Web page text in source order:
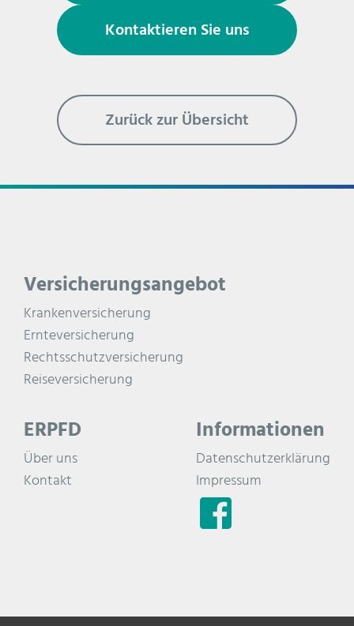
Kontaktieren Sie uns
Zurück zur Übersicht
Versicherungsangebot
Krankenversicherung
Ernteversicherung
Rechtsschutzversicherung
Reiseversicherung
ERPFD
Über uns
Kontakt
Informationen
Datenschutzerklärung
Impressum